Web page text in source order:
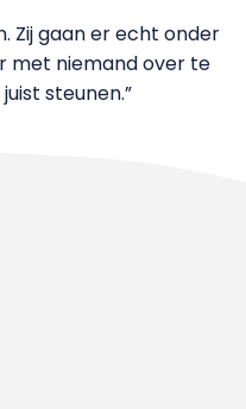
Zij gaan er echt onder
met niemand over te
steunen.”